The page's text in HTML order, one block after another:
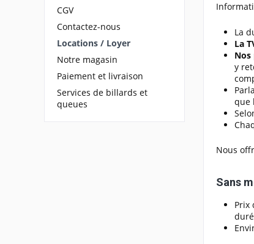
CGV
Contactez-nous
Locations / Loyer
Notre magasin
Paiement et livraison
Services de billards et
queues
La
La
y
que
Nous
Sans
Prix